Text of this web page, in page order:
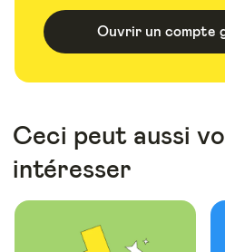
Ouvrir un compte
Ceci peut aussi
intéresser